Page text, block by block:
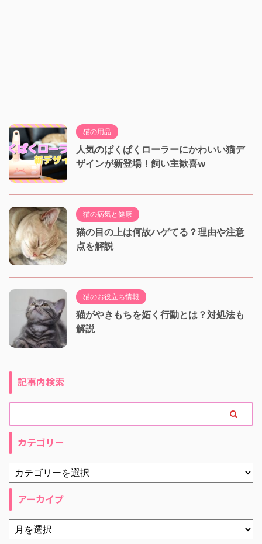
猫の用品
人気のぱくぱくローラーにかわいい猫デ
ザインが新登場！飼い主歓喜w
猫の病気と健康
猫の目の上は何故ハゲてる？理由や注意
点を解説
猫のお役立ち情報
猫がやきもちを妬く行動とは？対処法も
解説
記事内検索
カテゴリー
アーカイブ